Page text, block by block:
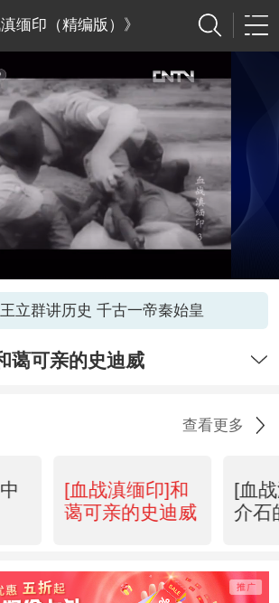
滇缅印（精编版）》
立群讲历史 千古一帝秦始皇
蔼可亲的史迪威
查看更多
[血战滇缅印]和
蔼可亲的史迪威
[血
介石